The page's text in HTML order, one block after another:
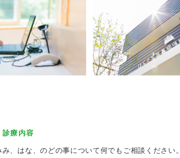
診療内容
み、はな、のどの事について何でもご相談ください。